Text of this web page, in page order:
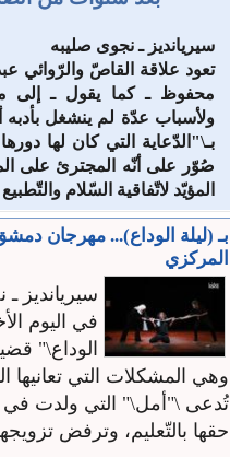
سيريانديز ـ نجوى صليبه
تعود علاقة القاصّ والرّوائي
محفوظ ـ كما يقول ـ إلى
ولأسباب عدّة لم ينشغل
بـ\"الدّعاية التي كان لها
صُوّر على أنّه المجترئ على
المؤيّد لاتّفاقية السّلام
بـ (ليلة الوداع)... مهرجان
المركزي
سيريانديز
في اليوم
الوداع\"
وهي المشكلات التي تعانيها
تُدعى \"أمل\" التي ولدت في
حقها بالتّعليم، وترفض